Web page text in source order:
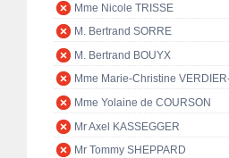
Mme Nicole TRISSE
M. Bertrand SORRE
M. Bertrand BOUYX
Mme Marie-Christine
Mme Yolaine de COURSON
Mr Axel KASSEGGER
Mr Tommy SHEPPARD